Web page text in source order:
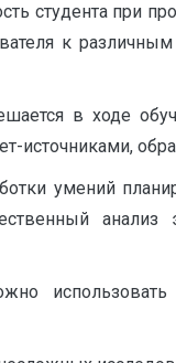
студента при
к
в ходе
источниками,
умений